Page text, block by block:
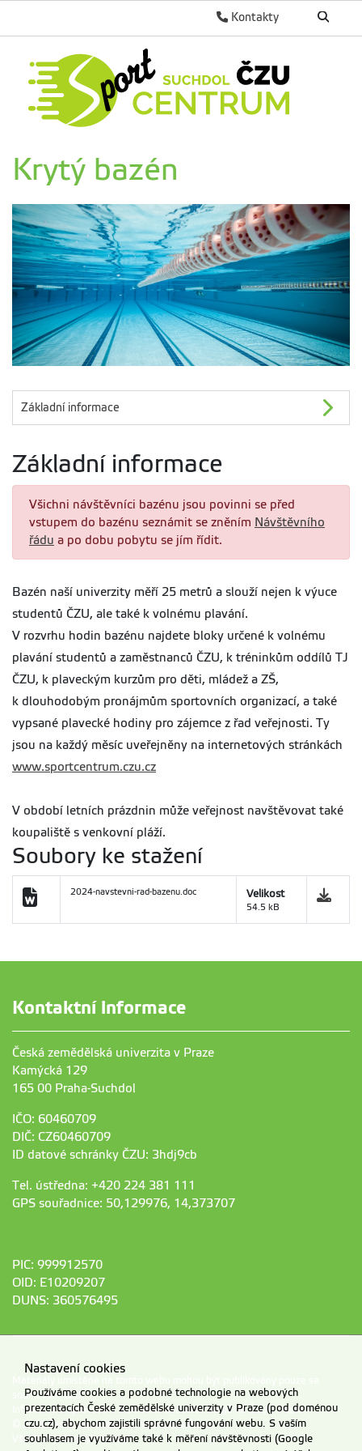
Kontakty
Krytý bazén
Základní informace
Základní informace
Všichni návštěvníci bazénu jsou povinni se před
vstupem do bazénu seznámit se zněním Návštěvního
řádu a po dobu pobytu se jím řídit.
Bazén naší univerzity měří 25 metrů a slouží nejen k výuce
studentů ČZU, ale také k volnému plavání.
V rozvrhu hodin bazénu najdete bloky určené k volnému
plavání studentů a zaměstnanců ČZU, k tréninkům oddílů TJ
ČZU, k plaveckým kurzům pro děti, mládež a ZŠ,
k dlouhodobým pronájmům sportovních organizací, a také
vypsané plavecké hodiny pro zájemce z řad veřejnosti. Ty
jsou na každý měsíc uveřejněny na internetových stránkách
www.sportcentrum.czu.cz
V období letních prázdnin může veřejnost navštěvovat také
koupaliště s venkovní pláží.
Soubory ke stažení
2024-navstevni-rad-bazenu.doc Velikost
54.5 kB
Kontaktní informace
Česká zemědělská univerzita v Praze
Kamýcká 129
165 00 Praha-Suchdol
IČO: 60460709
DIČ: CZ60460709
ID datové schránky ČZU: 3hdj9cb
Tel. ústředna: +420 224 381 111
GPS souřadnice: 50,129976, 14,373707
PIC: 999912570
OID: E10209207
DUNS: 360576495
souhlasem ČZU.
Informace o zpracování a ochraně osobních údajů na ČZU v Praze.
© 2026 Česká zemědělská univerzita v Praze
Všechna práva vyhrazena
Nastavení cookies
Používáme cookies a podobné technologie na webových
prezentacích České zemědělské univerzity v Praze (pod doménou
czu.cz), abychom zajistili správné fungování webu. S vaším
souhlasem je využíváme také k měření návštěvnosti (Google